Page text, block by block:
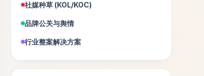
社媒种草 (KOL/KOC)
品牌公关与舆情
行业整案解决方案